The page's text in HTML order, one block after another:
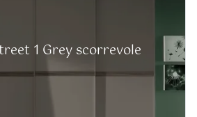
1 Grey scorrevole